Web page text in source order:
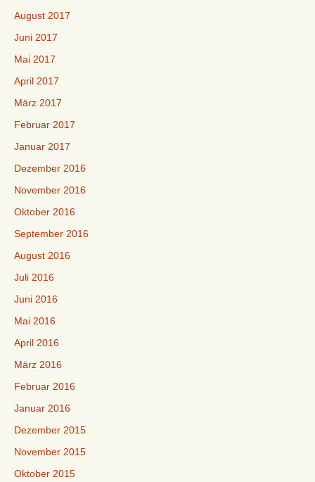
August 2017
Juni 2017
Mai 2017
April 2017
März 2017
Februar 2017
Januar 2017
Dezember 2016
November 2016
Oktober 2016
September 2016
August 2016
Juli 2016
Juni 2016
Mai 2016
April 2016
März 2016
Februar 2016
Januar 2016
Dezember 2015
November 2015
Oktober 2015